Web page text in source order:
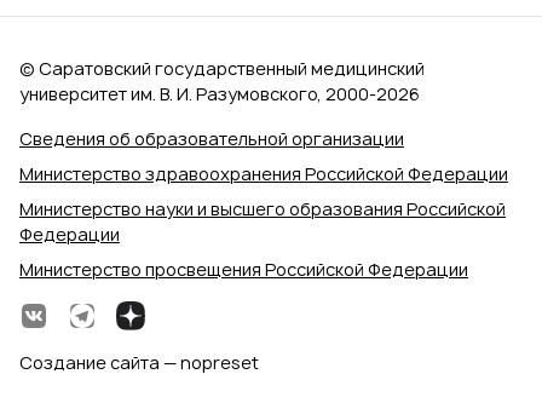
Сведения об образовательной организации
Министерство здравоохранения Российской Федерации
Министерство науки и высшего образования Российской
Федерации
Министерство просвещения Российской Федерации
© Саратовский государственный медицинский
университет им. В. И. Разумовского, 2000‑2026
Создание сайта — nopreset